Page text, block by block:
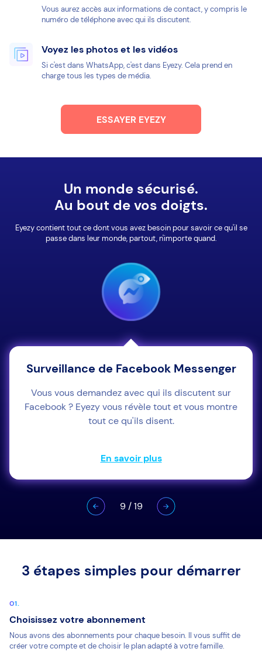
Vous aurez accès aux informations de contact, y compris le
numéro de téléphone avec qui ils discutent.
Voyez les photos et les vidéos
Si c'est dans WhatsApp, c'est dans Eyezy. Cela prend en
charge tous les types de média.
ESSAYER EYEZY
Un monde sécurisé.
Au bout de vos doigts.
Eyezy contient tout ce dont vous avez besoin pour savoir ce qu'il se
passe dans leur monde, partout, n'importe quand.
Surveillance de Facebook Messenger
Vous vous demandez avec qui ils discutent sur
Facebook ? Eyezy vous révèle tout et vous montre
tout ce qu'ils disent.
En savoir plus
9/19
3 étapes simples pour démarrer
Choisissez votre abonnement
Nous avons des abonnements pour chaque besoin. Il vous suffit de
créer votre compte et de choisir le plan adapté à votre famille.